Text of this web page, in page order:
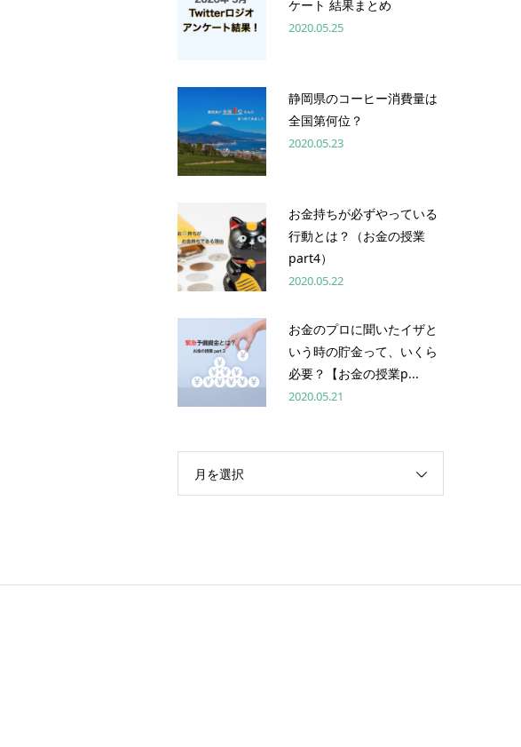
ケート 結果まとめ
2020.05.25
静岡県のコーヒー消費量は
全国第何位？
2020.05.23
お金持ちが必ずやっている
行動とは？（お金の授業
part4）
2020.05.22
お金のプロに聞いたイザと
いう時の貯金って、いくら
必要？【お金の授業p...
2020.05.21
月を選択